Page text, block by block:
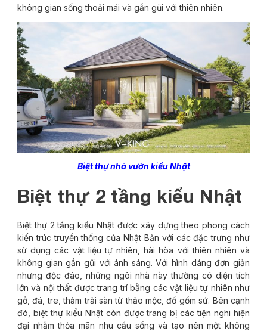
không gian sống thoải mái và gần gũi với thiên nhiên.
Biệt thự nhà vườn kiểu Nhật
Biệt thự 2 tầng kiểu Nhật
Biệt thự 2 tầng kiểu Nhật được xây dựng theo phong cách
kiến trúc truyền thống của Nhật Bản với các đặc trưng như
sử dụng các vật liệu tự nhiên, hài hòa với thiên nhiên và
không gian gần gũi với ánh sáng. Với hình dáng đơn giản
nhưng độc đáo, những ngôi nhà này thường có diện tích
lớn và nội thất được trang trí bằng các vật liệu tự nhiên như
gỗ, đá, tre, thảm trải sàn từ thảo mộc, đồ gốm sứ. Bên cạnh
đó, biệt thự kiểu Nhật còn được trang bị các tiện nghi hiện
đại nhằm thỏa mãn nhu cầu sống và tạo nên một không